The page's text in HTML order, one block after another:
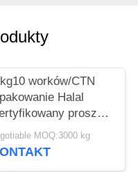
worków/CTN
Halal
proszek
do żeglugi
MOQ:3000 kg